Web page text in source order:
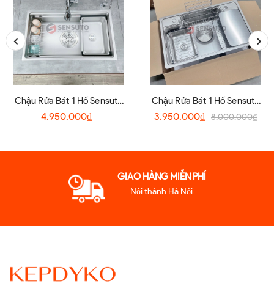
Chậu Rửa Bát 1 Hố Sensuto
S7045TSA
4.950.000₫
Chậu Rửa Bát 1 Hố Sensuto
XLG7848TS
3.950.000₫ 8.000.000₫
GIAO HÀNG MIỄN PHÍ
Nội thành Hà Nội